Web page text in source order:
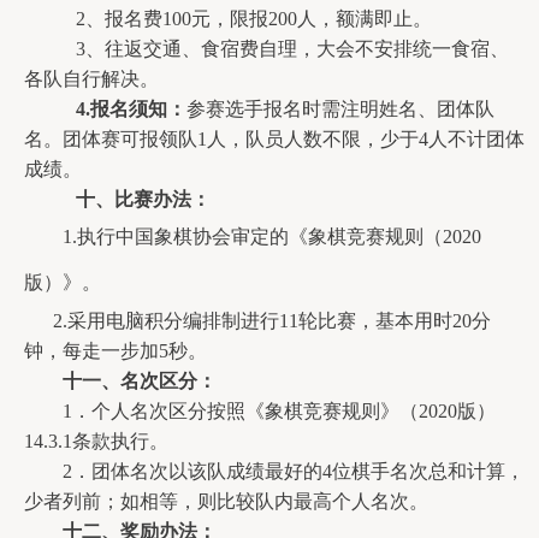
2、 报名费100元， 限报200人，额满即止。
3、往返交通、食宿费自理，大会不安排统一食宿、
各队自行解决。
4.报名须知： 参赛选手报名时需注明姓名、团体队
名。团体赛可报领队1人，队员人数不限，少于4人不计团体
成绩。
十、比赛办法：
1.执行中国象棋协会审定的《象棋竞赛规则（2020
版）》。
2.采用电脑积分编排制进行11轮比赛，基本用时20分
钟，每走一步加5秒。
十一、名次区分：
1．个人名次区分按照《象棋竞赛规则》（2020版）
14.3.1条款执行。
2．团体名次以该队成绩最好的4位棋手名次总和计算，
少者列前；如相等，则比较队内最高个人名次。
十二、奖励办法：